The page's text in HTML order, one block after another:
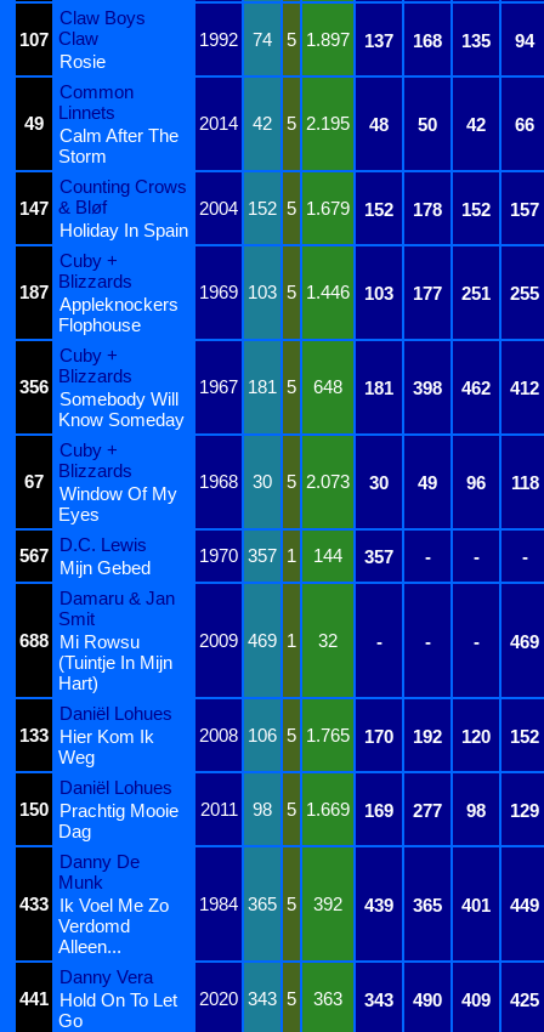
107
Claw Boys
Claw
1992 74 5 1.897 137 168 135
94
Rosie
49
Common
Linnets
2014 42 5 2.195 48 50 42 66
Calm After The
Storm
147
Counting Crows
& Bløf
2004 152 5 1.679 152 178 152
157
Holiday In Spain
187
Cuby +
Blizzards
1969 103 5 1.446 103 177 251 255
Appleknockers
Flophouse
356
Cuby +
Blizzards
1967 181 5 648 181 398 462 412
Somebody Will
Know Someday
67
Cuby +
Blizzards
1968 30 5 2.073 30 49 96 118
Window Of My
Eyes
567
D.C. Lewis
1970 357 1 144 357 - - -
Mijn Gebed
688
Damaru & Jan
Smit
2009 469 1 32 - - - 469
Mi Rowsu
(Tuintje In Mijn
Hart)
133
Daniël Lohues
2008 106 5 1.765 170 192 120 152
Hier Kom Ik
Weg
150
Daniël Lohues
2011
98 5 1.669 169 277 98 129
Prachtig Mooie
Dag
433
Danny De
Munk
1984 365 5 392 439 365 401 449
Ik Voel Me Zo
Verdomd
Alleen...
441
Danny Vera
2020 343 5 363 343 490 409 425
Hold On To Let
Go